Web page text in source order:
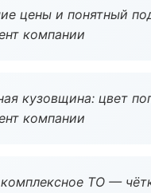
цены и понятный
компании
кузовщина: цвет
компании
ТО —